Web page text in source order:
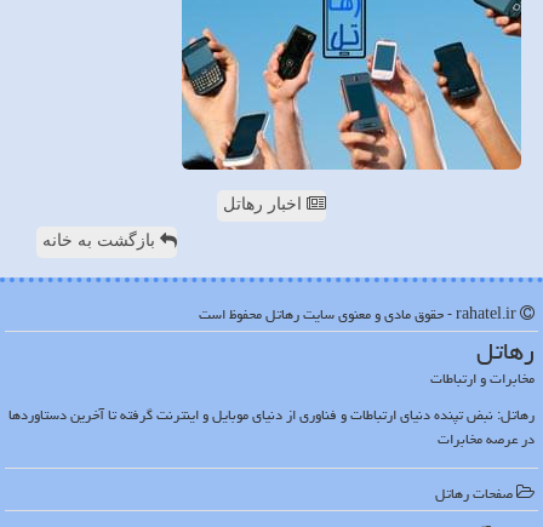
اخبار رهاتل
بازگشت به خانه
رهاتل
مخابرات و ارتباطات
رهاتل: نبض تپنده دنیای ارتباطات و فناوری از دنیای موبایل و اینترنت گرفته تا آخرین دستاوردها
در عرصه مخابرات
صفحات رهاتل